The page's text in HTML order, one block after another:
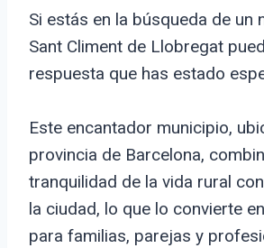
Si estás en la búsqueda de un
Sant Climent de Llobregat
respuesta que has estado
Este encantador municipio,
provincia de Barcelona,
tranquilidad de la vida rural
la ciudad, lo que lo convierte
para familias, parejas y